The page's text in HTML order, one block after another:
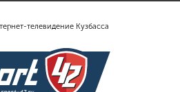
телевидение Кузбасса